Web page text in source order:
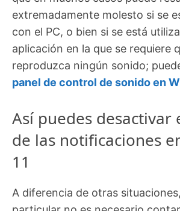
extremadamente molesto si se
con el PC, o bien si se está
aplicación en la que se requiere
reproduzca ningún sonido;
panel de control de sonido en
Así puedes desactivar
de las notificaciones
11
A diferencia de otras